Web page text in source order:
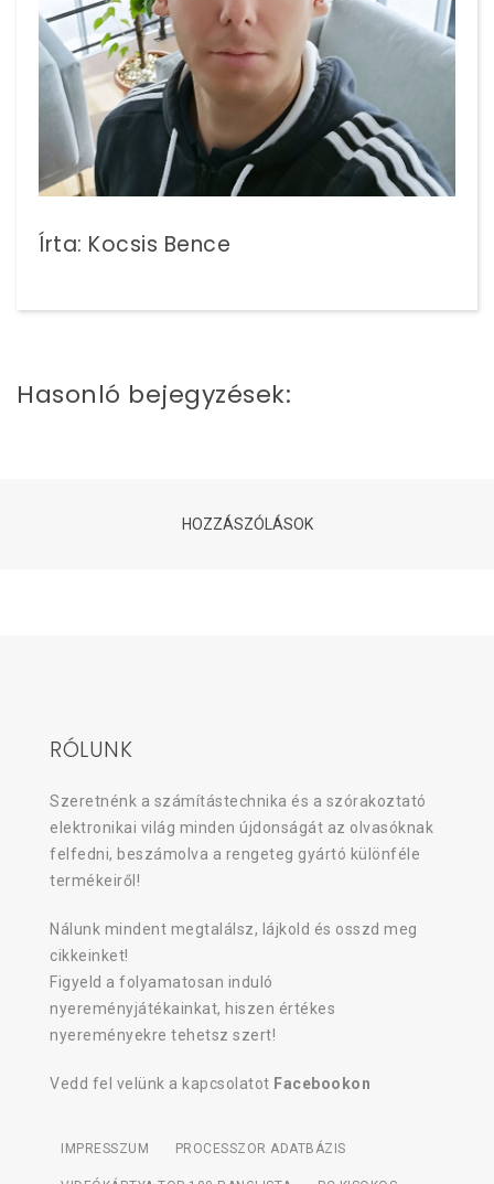
Írta: Kocsis Bence
Hasonló bejegyzések:
HOZZÁSZÓLÁSOK
RÓLUNK
Szeretnénk a számítástechnika és a szórakoztató
elektronikai világ minden újdonságát az olvasóknak
felfedni, beszámolva a rengeteg gyártó különféle
termékeiről!
Nálunk mindent megtalálsz, lájkold és osszd meg
cikkeinket!
Figyeld a folyamatosan induló
nyereményjátékainkat, hiszen értékes
nyereményekre tehetsz szert!
Vedd fel velünk a kapcsolatot Facebookon
IMPRESSZUM PROCESSZOR ADATBÁZIS